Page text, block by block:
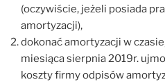
(oczywiście, jeżeli posiada
amortyzacji),
dokonać amortyzacji w
miesiąca sierpnia 2019r.
koszty firmy odpisów